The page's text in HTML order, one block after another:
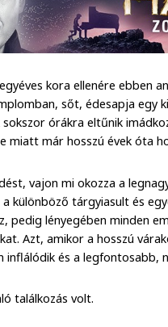
kora ellenére ebben
sőt, édesapja egy
órákra eltűnik
miatt már hosszú évek óta
vajon mi okozza a
különböző tárgyiasult és
pedig lényegében minden
Azt, amikor a hosszú
és a legfontosabb,
találkozás volt.